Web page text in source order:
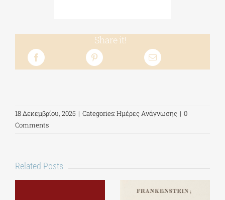
Share it!
18 Δεκεμβρίου, 2025 | Categories:Ημέρες Ανάγνωσης | 0
Comments
Related Posts